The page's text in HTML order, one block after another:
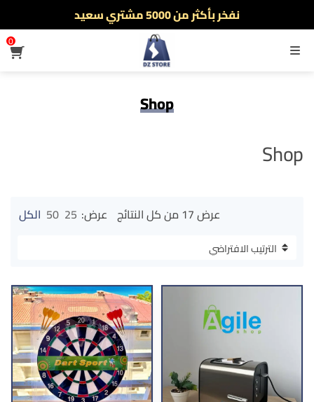
نفخر بأكثر من 5000 مشتري سعيد
أطلب الآن والدفع فقط عند استلام المنتج
القائمة
0
Shop
Shop
عرض ⁦17⁩ من كل النتائج عرض: 25
50 الكل